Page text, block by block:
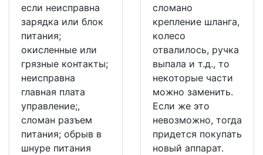
если неисправна
зарядка или блок
питания;
окисленные или
грязные контакты;
неисправна
главная плата
управление;,
сломан разъем
питания; обрыв в
шнуре питания
сломано
крепление шланга,
колесо
отвалилось, ручка
выпала и т.д., то
некоторые части
можно заменить.
Если же это
невозможно, тогда
придется покупать
новый аппарат.